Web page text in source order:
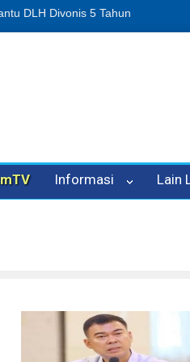
Pelapor Desak Polisi Tetapkan P-
Informasi Lain